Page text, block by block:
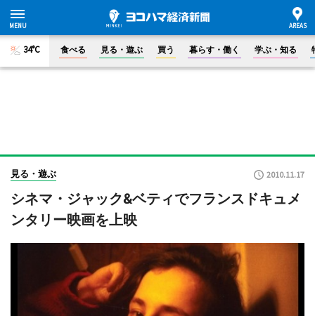
34°C 食べる 見る・遊ぶ 買う 暮らす・働く 学ぶ・知る
見る・遊ぶ 2010.11.17
シネマ・ジャック&ベティでフランスドキュメ
ンタリー映画を上映